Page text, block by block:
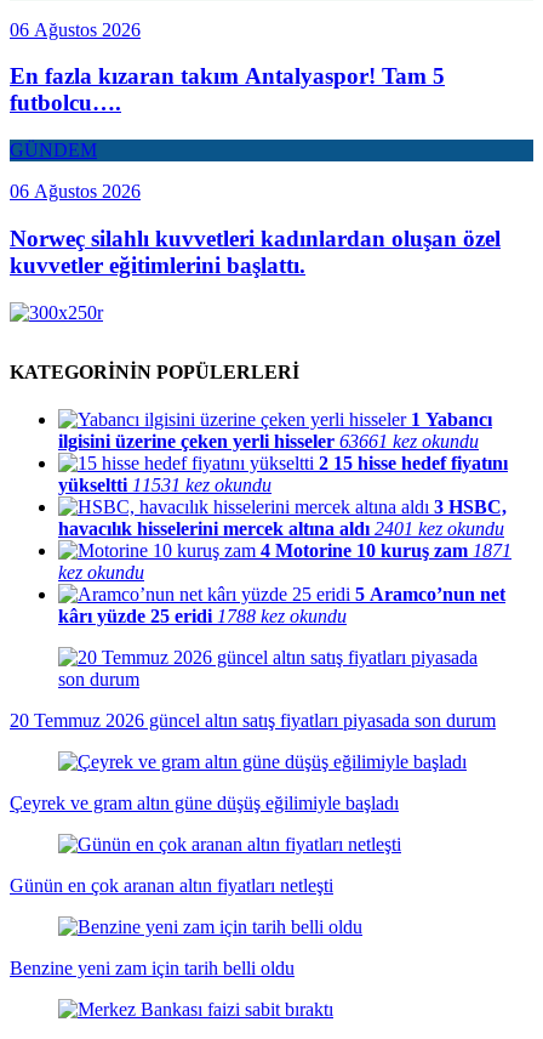
06 Ağustos 2026
En fazla kızaran takım Antalyaspor! Tam 5
futbolcu….
GÜNDEM
06 Ağustos 2026
Norweç silahlı kuvvetleri kadınlardan oluşan özel
kuvvetler eğitimlerini başlattı.
KATEGORİNİN POPÜLERLERİ
1 Yabancı
ilgisini üzerine çeken yerli hisseler 63661 kez okundu
2 15 hisse hedef fiyatını
yükseltti 11531 kez okundu
3 HSBC,
havacılık hisselerini mercek altına aldı 2401 kez okundu
4 Motorine 10 kuruş zam 1871
kez okundu
5 Aramco’nun net
kârı yüzde 25 eridi 1788 kez okundu
20 Temmuz 2026 güncel altın satış fiyatları piyasada son durum
Çeyrek ve gram altın güne düşüş eğilimiyle başladı
Günün en çok aranan altın fiyatları netleşti
Benzine yeni zam için tarih belli oldu